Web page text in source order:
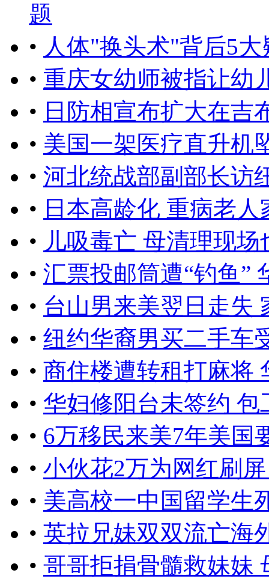
题
• 人体"换头术"背后5
• 重庆女幼师被指让幼
• 日防相宣布扩大在吉
• 美国一架医疗直升机
• 河北统战部副部长访
• 日本高龄化 重病老
• 儿吸毒亡 母清理现场
• 汇票投邮筒遭“钓鱼”
• 台山男来美翌日走失
• 纽约华裔男买二手车
• 商住楼遭转租打麻将
• 华妇修阳台未签约
• 6万移民来美7年美国
• 小伙花2万为网红刷
• 美高校一中国留学生
• 英拉兄妹双双流亡海
• 哥哥拒捐骨髓救妹妹